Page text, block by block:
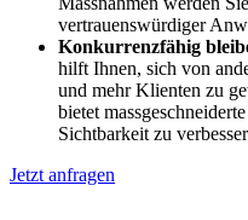
vertrauenswürdiger
Konkurrenzfähig
hilft Ihnen, sich von
und mehr Klienten zu
bietet
Sichtbarkeit zu
Jetzt anfragen